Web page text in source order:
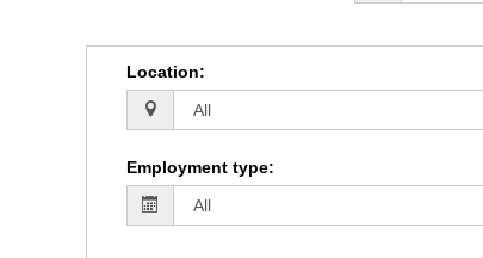
Location:
Employment type: